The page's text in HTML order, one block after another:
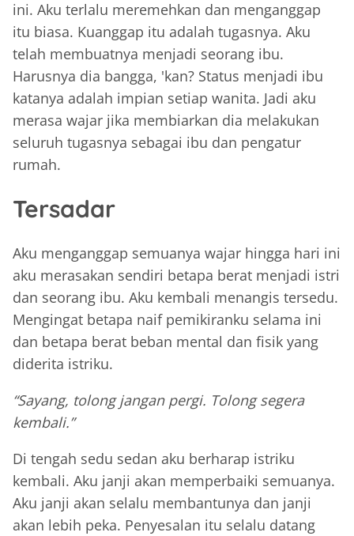
ini. Aku terlalu meremehkan dan menganggap
itu biasa. Kuanggap itu adalah tugasnya. Aku
telah membuatnya menjadi seorang ibu.
Harusnya dia bangga, 'kan? Status menjadi ibu
katanya adalah impian setiap wanita. Jadi aku
merasa wajar jika membiarkan dia melakukan
seluruh tugasnya sebagai ibu dan pengatur
rumah.
Tersadar
Aku menganggap semuanya wajar hingga hari ini
aku merasakan sendiri betapa berat menjadi istri
dan seorang ibu. Aku kembali menangis tersedu.
Mengingat betapa naif pemikiranku selama ini
dan betapa berat beban mental dan fisik yang
diderita istriku.
“Sayang, tolong jangan pergi. Tolong segera
kembali.”
Di tengah sedu sedan aku berharap istriku
kembali. Aku janji akan memperbaiki semuanya.
Aku janji akan selalu membantunya dan janji
akan lebih peka. Penyesalan itu selalu datang